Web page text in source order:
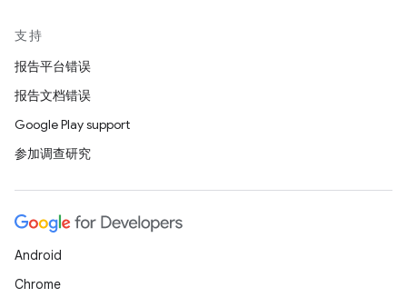
支持
报告平台错误
报告文档错误
Google Play support
参加调查研究
Android
Chrome